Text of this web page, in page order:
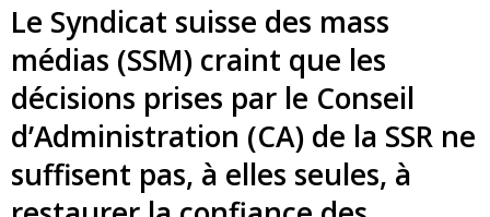
Le Syndicat suisse des mass
médias (SSM) craint que les
décisions prises par le Conseil
d’Administration (CA) de la SSR ne
suffisent pas, à elles seules, à